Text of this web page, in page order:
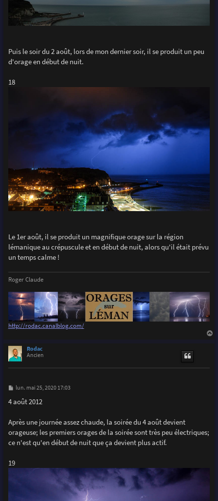
Puis le soir du 2 août, lors de mon dernier soir, il se produit un peu
d'orage en début de nuit.
18
Le 1er août, il se produit un magnifique orage sur la région
lémanique au crépuscule et en début de nuit, alors qu'il était prévu
un temps calme !
Roger Claude
http://rodac.canalblog.com/
Rodac
Ancien
M
s
s
e
lun. mai 25, 2020 17:03
4 août 2012
Après une journée assez chaude, la soirée du 4 août devient
orageuse; les premiers orages de la soirée sont très peu électriques;
ce n'est qu'en début de nuit que ça devient plus actif.
19